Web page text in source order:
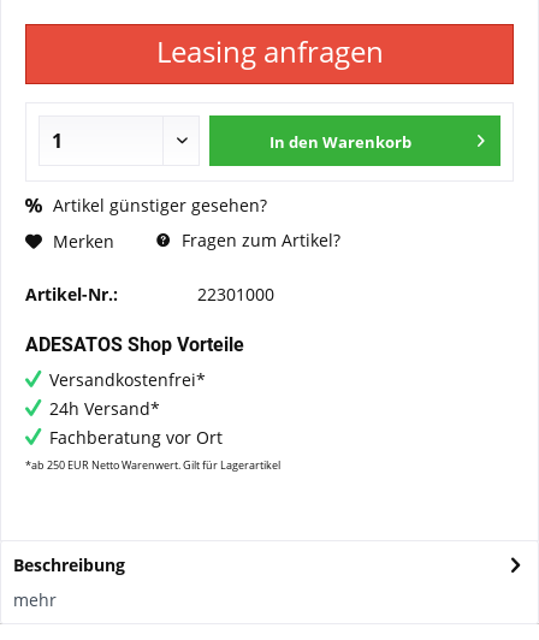
Leasing anfragen
In den Warenkorb
Artikel günstiger gesehen?
Merken
Fragen zum Artikel?
Artikel-Nr.: 22301000
ADESATOS Shop Vorteile
Versandkostenfrei*
24h Versand*
Fachberatung vor Ort
*ab 250 EUR Netto Warenwert. Gilt für Lagerartikel
Beschreibung
mehr